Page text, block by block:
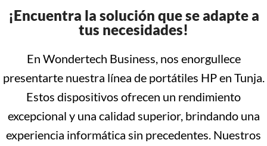
¡Encuentra la solución que se adapte a
tus necesidades!
En Wondertech Business, nos enorgullece
presentarte nuestra línea de portátiles HP en Tunja.
Estos dispositivos ofrecen un rendimiento
excepcional y una calidad superior, brindando una
experiencia informática sin precedentes. Nuestros